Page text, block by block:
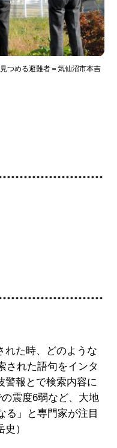
つめる避難者＝気仙沼市本吉
た時、どのような
された語句をインタ
警報とで検索内容に
震度6弱など、大地
る」と専門家が注目
）